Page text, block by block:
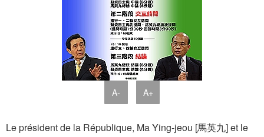
A- A+
Le président de la République, Ma Ying-jeou [馬英九] et le